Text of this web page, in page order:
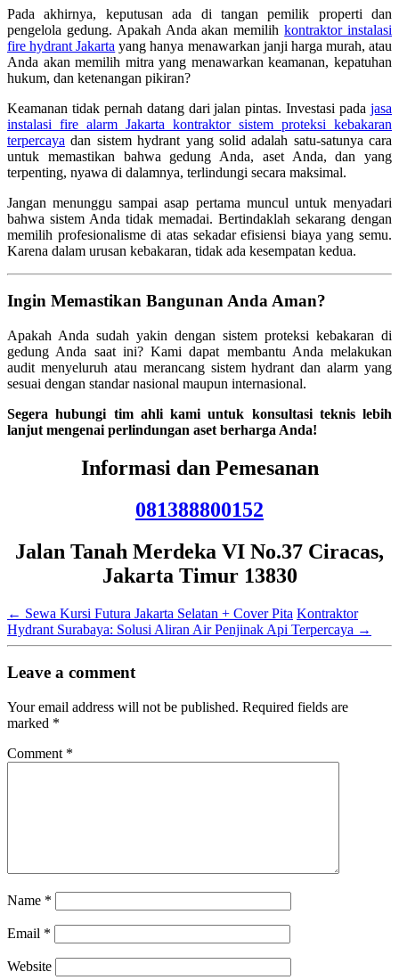
Pada akhirnya, keputusan ada di tangan pemilik properti dan
pengelola gedung. Apakah Anda akan memilihkontraktor instalasi
fire hydrant Jakarta yang hanya menawarkan janji harga murah, atau
Anda akan memilih mitra yang menawarkan keamanan, kepatuhan
hukum, dan ketenangan pikiran?
Keamanan tidak pernah datang dari jalan pintas. Investasi pada jasa
instalasi fire alarm Jakarta kontraktor sistem proteksi kebakaran
terpercaya dan sistem hydrant yang solid adalah satu-satunya cara
untuk memastikan bahwa gedung Anda, aset Anda, dan yang
terpenting, nyawa di dalamnya, terlindungi secara maksimal.
Jangan menunggu sampai asap pertama muncul untuk menyadari
bahwa sistem Anda tidak memadai. Bertindaklah sekarang dengan
memilih profesionalisme di atas sekadar efisiensi biaya yang semu.
Karena dalam urusan kebakaran, tidak ada kesempatan kedua.
Ingin Memastikan Bangunan Anda Aman?
Apakah Anda sudah yakin dengan sistem proteksi kebakaran di
gedung Anda saat ini? Kami dapat membantu Anda melakukan
audit menyeluruh atau merancang sistem hydrant dan alarm yang
sesuai dengan standar nasional maupun internasional.
Segera hubungi tim ahli kami untuk konsultasi teknis lebih
lanjut mengenai perlindungan aset berharga Anda!
Informasi dan Pemesanan
081388800152
Jalan Tanah Merdeka VI No.37 Ciracas,
Jakarta Timur 13830
← Sewa Kursi Futura Jakarta Selatan + Cover Pita Kontraktor
Hydrant Surabaya: Solusi Aliran Air Penjinak Api Terpercaya →
Leave a comment
Your email address will not be published. Required fields are
marked *
Comment *
Name *
Email *
Website